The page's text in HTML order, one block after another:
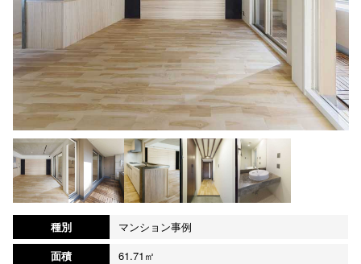
種別
マンション事例
面積
61.71㎡